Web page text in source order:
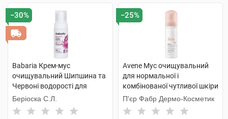
−30%
Babaria Крем-мус
очищувальний Шипшина та
Червоні водорості для
обличчя 150 мл 1 флакон
Беріоска С.Л.
−25%
Avene Мус очищувальний
для нормальної і
комбінованої чутливої шкіри
150 мл 1 флакон
П'єр Фабр Дермо-Косметик